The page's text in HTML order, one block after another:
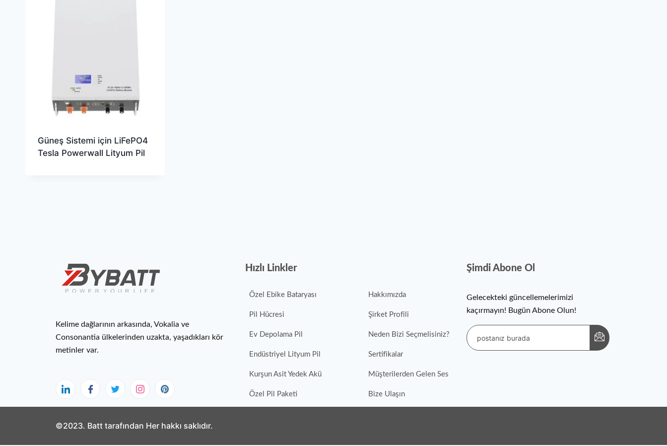
Güneş Sistemi için LiFePO4
Tesla Powerwall Lityum Pil
Kelime dağlarının arkasında, Vokalia ve
Consonantia ülkelerinden uzakta, yaşadıkları kör
metinler var.
Hızlı Linkler
Özel Ebike Bataryası
Pil Hücresi
Ev Depolama Pil
Endüstriyel Lityum Pil
Kurşun Asit Yedek Akü
Özel Pil Paketi
Hakkımızda
Şirket Profili
Neden Bizi Seçmelisiniz?
Sertifikalar
Müşterilerden Gelen Ses
Bize Ulaşın
Şimdi Abone Ol
Gelecekteki güncellemelerimizi
kaçırmayın! Bugün Abone Olun!
©2023. Batt tarafından Her hakkı saklıdır.